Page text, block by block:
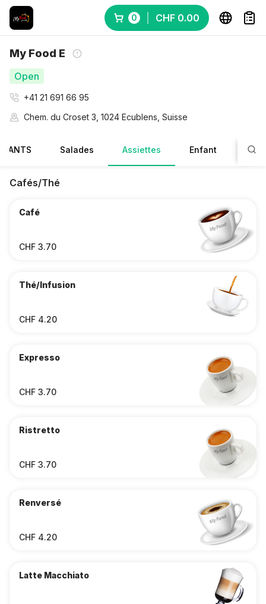
0 CHF 0.00
My Food E
Open
+41 21 691 66 95‬
Chem. du Croset 3, 1024 Ecublens, Suisse
Salades Assiettes Enfant
Cafés/Thé
Café
CHF 3.70
Thé/Infusion
CHF 4.20
Expresso
CHF 3.70
Ristretto
CHF 3.70
Renversé
CHF 4.20
Latte Macchiato